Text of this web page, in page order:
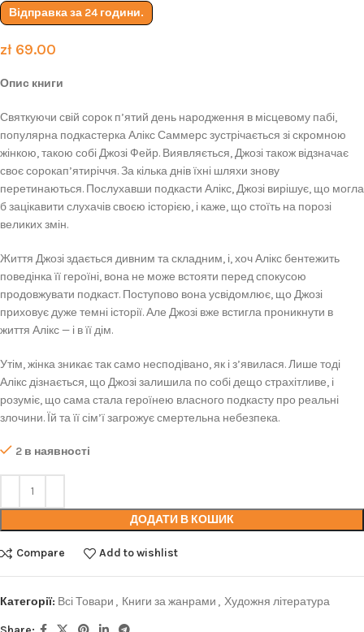
Відправка за 24 години.
zł69.00
Опис книги
Святкуючи свій сорок п’ятий день народження в місцевому пабі,
популярна подкастерка Алікс Саммерс зустрічається зі скромною
жінкою, такою собі Джозі Фейр. Виявляється, Джозі також відзначає
своє сорокап’ятиріччя. За кілька днів їхні шляхи знову
перетинаються. Послухавши подкасти Алікс, Джозі вирішує, що могла
б зацікавити слухачів своєю історією, і каже, що стоїть на порозі
великих змін.
Життя Джозі здається дивним та складним, і, хоч Алікс бентежить
поведінка її героїні, вона не може встояти перед спокусою
продовжувати подкаст. Поступово вона усвідомлює, що Джозі
приховує дуже темні історії. Але Джозі вже встигла проникнути в
життя Алікс — і в її дім.
Утім, жінка зникає так само несподівано, як і з’явилася. Лише тоді
Алікс дізнається, що Джозі залишила по собі дещо страхітливе, і
розуміє, що сама стала героїнею власного подкасту про реальні
злочини. Їй та її сім’ї загрожує смертельна небезпека.
2 в наявності
ДОДАТИ В КОШИК
Compare Add to wishlist
Категорії: Всі Товари , Книги за жанрами , Художня література